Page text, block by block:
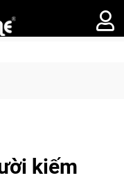
Pocketpair đưa bom tấn
kiếm